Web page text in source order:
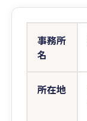
事務所
名
所在地